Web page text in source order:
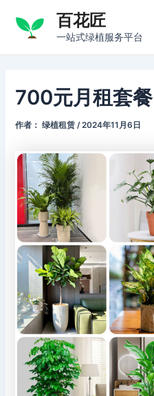
百花匠
一站式绿植服务平台
700元月租套餐
作者： 绿植租赁 /2024年11月6日